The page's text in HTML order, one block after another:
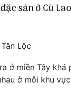
sản ở Cù
Lộc
ở miền Tây khá
ở mỗi khu